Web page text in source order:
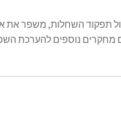
תפקוד השחלות, משפר את
נוספים להערכת